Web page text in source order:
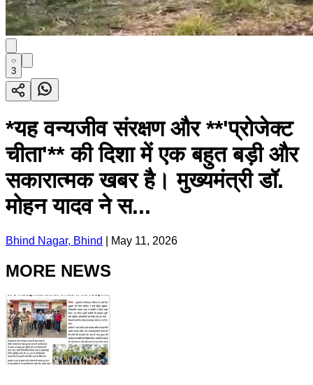
3
*यह वन्यजीव संरक्षण और **'प्रोजेक्ट
चीता'** की दिशा में एक बहुत बड़ी और
सकारात्मक खबर है। मुख्यमंत्री डॉ.
मोहन यादव ने स...
Bhind Nagar, Bhind May 11, 2026
MORE NEWS